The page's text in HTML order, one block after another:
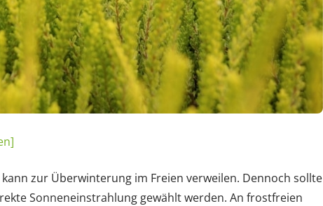
zur Überwinterung im Freien verweilen. Dennoch sollte
Sonneneinstrahlung gewählt werden. An frostfreien